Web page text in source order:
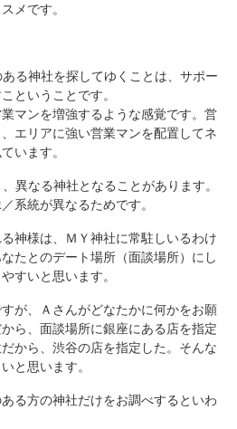
メです。
る神社を探してゆくことは、サポー
ということです。
マンを増強するような感覚です。営
エリアに強い営業マンを配置してネ
います。
異なる神社となることがあります。
系統が異なるためです。
神様は、ＭＹ神社に常駐しいるわけ
たとのデート場所（面談場所）にし
すいと思います。
が、Ａさんがどなたかに何かをお願
ら、面談場所に銀座にある店を指定
から、渋谷の店を指定した。そんな
と思います。
る方の神社だけをお調べするといわ